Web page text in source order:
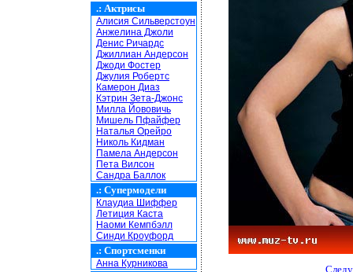
.: Актрисы
Алисия Сильверстоун
Анжелина Джоли
Денис Ричардс
Джиллиан Андерсон
Джоди Фостер
Джулия Робертс
Камерон Диаз
Кэтрин Зета-Джонс
Милла Йововичь
Мишель Пфайфер
Наталья Орейро
Николь Кидман
Памела Андерсон
Пета Вилсон
Сандра Баллок
.: Супермодели
Клаудиа Шиффер
Летиция Каста
Наоми Кемпбэлл
Синди Кроуфорд
.: Спортсменки
Анна Курникова